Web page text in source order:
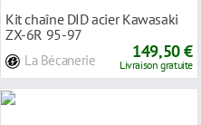
Kit chaîne DID acier Kawasaki
ZX-6R 95-97
La Bécanerie 149,50 €
Livraison gratuite